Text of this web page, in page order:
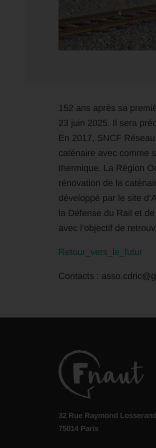
152 ans après sa
23 juin 2025. Il sera
En 2017, SNCF
caténaire avec comme
thermique. La Région
rénovation de la
développé par le site
la Défense du Rail et
avec l’objectif de
Retour_vers_le_futur
Contacts :
32 Rue Raymond Losserand
75014 Paris